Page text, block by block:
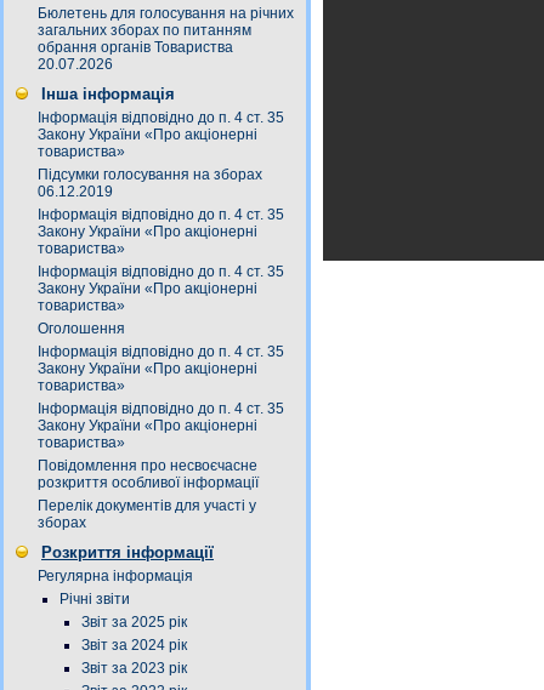
Бюлетень для голосування на річних
загальних зборах по питанням
обрання органів Товариства
20.07.2026
Інша інформація
Інформація відповідно до п. 4 ст. 35
Закону України «Про акціонерні
товариства»
Підсумки голосування на зборах
06.12.2019
Інформація відповідно до п. 4 ст. 35
Закону України «Про акціонерні
товариства»
Інформація відповідно до п. 4 ст. 35
Закону України «Про акціонерні
товариства»
Оголошення
Інформація відповідно до п. 4 ст. 35
Закону України «Про акціонерні
товариства»
Інформація відповідно до п. 4 ст. 35
Закону України «Про акціонерні
товариства»
Повідомлення про несвоєчасне
розкриття особливої інформації
Перелік документів для участі у
зборах
Розкриття інформації
Регулярна інформація
Річні звіти
Звіт за 2025 рік
Звіт за 2024 рік
Звіт за 2023 рік